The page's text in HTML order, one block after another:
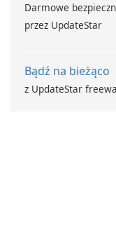
Darmowe
przez UpdateStar
Bądź na bieżąco
z UpdateStar